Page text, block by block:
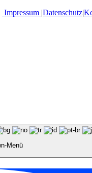
Impressum |Datenschutz|